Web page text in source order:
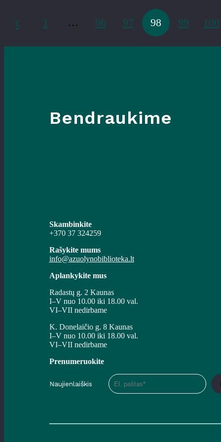
1 … 96 97 98 99 100
Bendraukime
Skambinkite
+370 37 324259
Rašykite mums
info@azuolynobiblioteka.lt
Aplankykite mus
Radastų g. 2 Kaunas
I–V nuo 10.00 iki 18.00 val.
VI–VII nedirbame
K. Donelaičio g. 8 Kaunas
I–V nuo 10.00 iki 18.00 val.
VI–VII nedirbame
Prenumeruokite
Naujienlaiškis